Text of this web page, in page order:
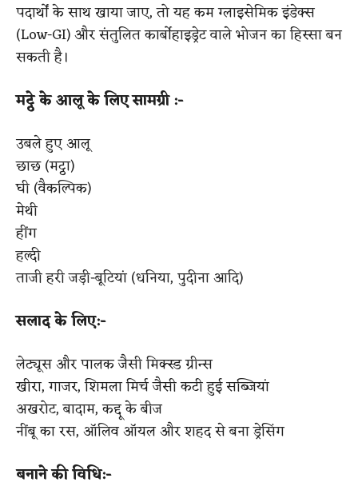
पदार्थों के साथ खाया जाए, तो यह कम ग्लाइसेमिक इंडेक्स
(Low-GI) और संतुलित कार्बोहाइड्रेट वाले भोजन का हिस्सा बन
सकती है।
मट्ठे के आलू के लिए​सामग्री :​-
उबले हुए आलू
छाछ (मट्ठा)
घी (वैकल्पिक)
मेथी
हींग
हल्दी
ताजी हरी जड़ी-बूटियां (धनिया, पुदीना आदि)
सलाद के लिए:​-
लेट्यूस और पालक जैसी मिक्स्ड ग्रीन्स
खीरा, गाजर, शिमला मिर्च जैसी कटी हुई सब्जियां
अखरोट, बादाम, कद्दू के बीज
नींबू का रस, ऑलिव ऑयल और शहद से बना ड्रेसिंग
बनाने की विधि​:-